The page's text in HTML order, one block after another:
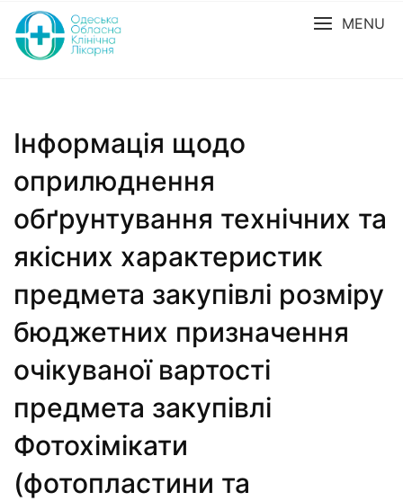
MENU
Інформація щодо
оприлюднення
обґрунтування технічних та
якісних характеристик
предмета закупівлі розміру
бюджетних призначення
очікуваної вартості
предмета закупівлі
Фотохімікати
(фотопластини та